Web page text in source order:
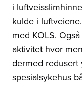
i
kulde i
med KOLS.
aktivitet hvor
dermed redusert
spesialsykehus